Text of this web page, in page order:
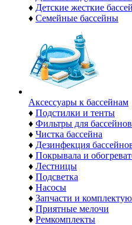
♦ Детские жесткие
♦ Семейные бассейны
Аксессуары к бассейнам
♦ Подстилки и тенты
♦ Фильтры для бассейнов
♦ Чистка бассейна
♦ Дезинфекция
♦ Покрывала и
♦ Лестницы
♦ Подсветка
♦ Насосы
♦ Запчасти и
♦ Приятные мелочи
♦ Ремкомплекты